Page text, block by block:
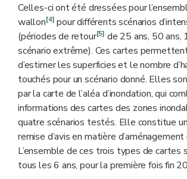
Celles-ci ont été dressées pour
wallon[4] pour différents scénarios
(périodes de retour[5] de 25 ans, 50 ans,
scénario extrême). Ces cartes
d’estimer les superficies et le nombre
touchés pour un scénario donné. Elles
par la carte de l’aléa d’inondation, qui
informations des cartes des zones
quatre scénarios testés. Elle constitue
remise d’avis en matière
L’ensemble de ces trois types de cartes
tous les 6 ans, pour la première fois fin